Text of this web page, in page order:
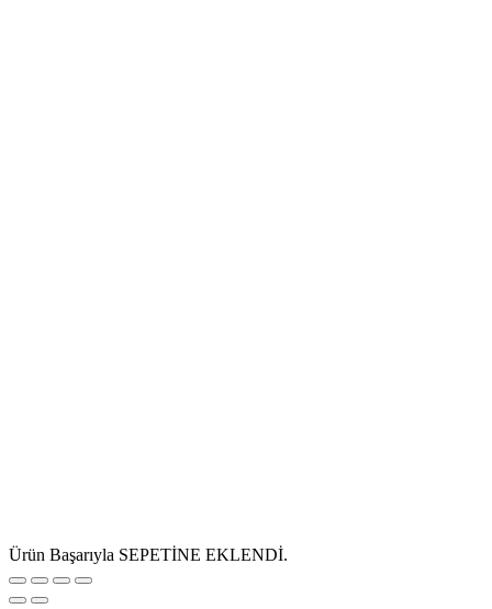
Ürün Başarıyla SEPETİNE EKLENDİ.